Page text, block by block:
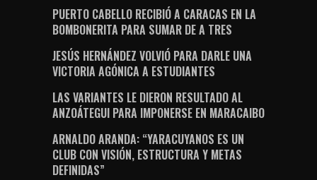
PUERTO CABELLO RECIBIÓ A CARACAS EN LA
BOMBONERITA PARA SUMAR DE A TRES
JESÚS HERNÁNDEZ VOLVIÓ PARA DARLE UNA
VICTORIA AGÓNICA A ESTUDIANTES
LAS VARIANTES LE DIERON RESULTADO AL
ANZOÁTEGUI PARA IMPONERSE EN MARACAIBO
ARNALDO ARANDA: “YARACUYANOS ES UN
CLUB CON VISIÓN, ESTRUCTURA Y METAS
DEFINIDAS”